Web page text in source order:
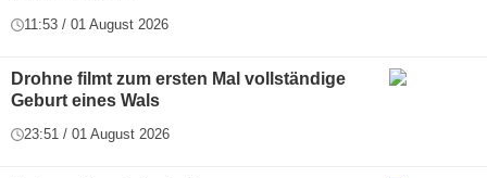
11:53 / 01 August 2026
Drohne filmt zum ersten Mal vollständige
Geburt eines Wals
23:51 / 01 August 2026